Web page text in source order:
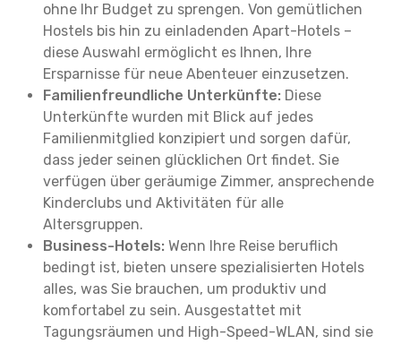
ohne Ihr Budget zu sprengen. Von gemütlichen
Hostels bis hin zu einladenden Apart-Hotels –
diese Auswahl ermöglicht es Ihnen, Ihre
Ersparnisse für neue Abenteuer einzusetzen.
Familienfreundliche Unterkünfte: Diese
Unterkünfte wurden mit Blick auf jedes
Familienmitglied konzipiert und sorgen dafür,
dass jeder seinen glücklichen Ort findet. Sie
verfügen über geräumige Zimmer, ansprechende
Kinderclubs und Aktivitäten für alle
Altersgruppen.
Business-Hotels: Wenn Ihre Reise beruflich
bedingt ist, bieten unsere spezialisierten Hotels
alles, was Sie brauchen, um produktiv und
komfortabel zu sein. Ausgestattet mit
Tagungsräumen und High-Speed-WLAN, sind sie